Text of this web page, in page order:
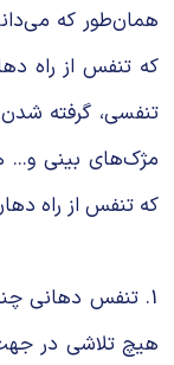
همان‌طور که
که تنفس از راه
تنفسی، گرفته
مژک‌های بینی و...
که تنفس از راه
1. تنفس دهانی
هیچ تلاشی در